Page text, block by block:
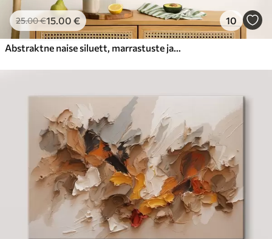
25.00€15.00 € 10
Abstraktne naise siluett, marrastuste ja pintslitõmmete imitatsioon